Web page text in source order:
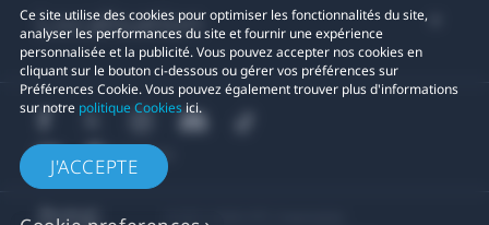
Ce site utilise des cookies pour optimiser les fonctionnalités du site,
analyser les performances du site et fournir une expérience
personnalisée et la publicité. Vous pouvez accepter nos cookies en
cliquant sur le bouton ci-dessous ou gérer vos préférences sur
Préférences Cookie. Vous pouvez également trouver plus d'informations
sur notre politique Cookiesici.
J'ACCEPTE
Localisation